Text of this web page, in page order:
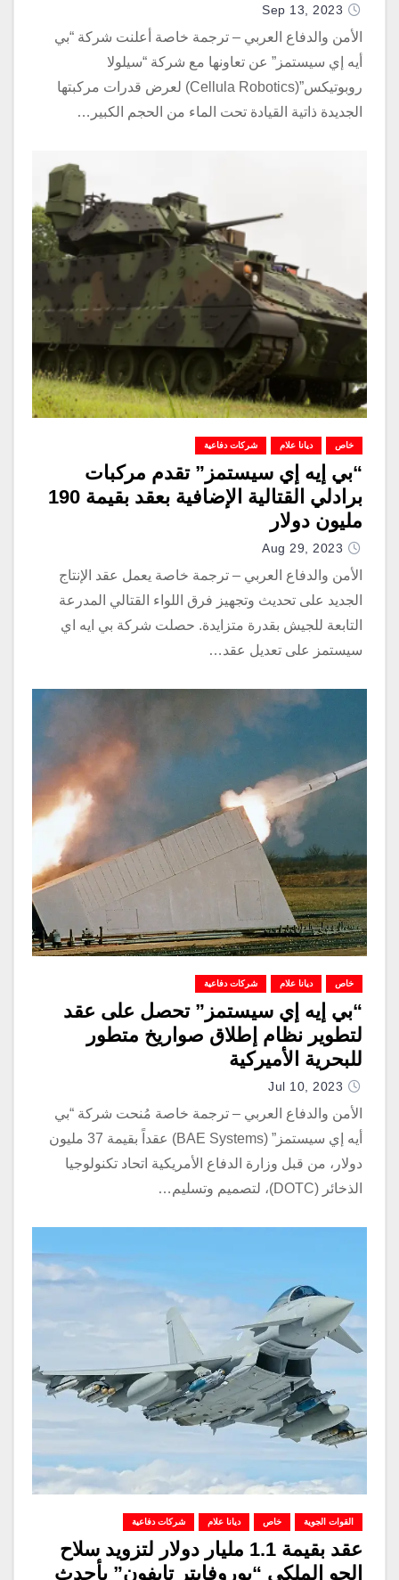
Sep 13, 2023
الأمن والدفاع العربي – ترجمة خاصة أعلنت شركة “بي
أيه إي سيستمز” عن تعاونها مع شركة “سيلولا
روبوتيكس”(Cellula Robotics) لعرض قدرات مركبتها
الجديدة ذاتية القيادة تحت الماء من الحجم الكبير…
خاص ديانا علام شركات دفاعية
“بي إيه إي سيستمز” تقدم مركبات
برادلي القتالية الإضافية بعقد بقيمة 190
مليون دولار
Aug 29, 2023
الأمن والدفاع العربي – ترجمة خاصة يعمل عقد الإنتاج
الجديد على تحديث وتجهيز فرق اللواء القتالي المدرعة
التابعة للجيش بقدرة متزايدة. حصلت شركة بي ايه اي
سيستمز على تعديل عقد…
خاص ديانا علام شركات دفاعية
“بي إيه إي سيستمز” تحصل على عقد
لتطوير نظام إطلاق صواريخ متطور
للبحرية الأميركية
Jul 10, 2023
الأمن والدفاع العربي – ترجمة خاصة مُنحت شركة “بي
أيه إي سيستمز” (BAE Systems) عقداً بقيمة 37 مليون
دولار، من قبل وزارة الدفاع الأمريكية اتحاد تكنولوجيا
الذخائر (DOTC)، لتصميم وتسليم…
القوات الجوية خاص ديانا علام شركات دفاعية
عقد بقيمة 1.1 مليار دولار لتزويد سلاح
الجو الملكي “يوروفايتر تايفون” بأحدث